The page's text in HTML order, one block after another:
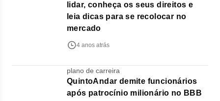
lidar, conheça os seus direitos e
leia dicas para se recolocar no
mercado
4 anos atrás
plano de carreira
QuintoAndar demite funcionários
após patrocínio milionário no BBB